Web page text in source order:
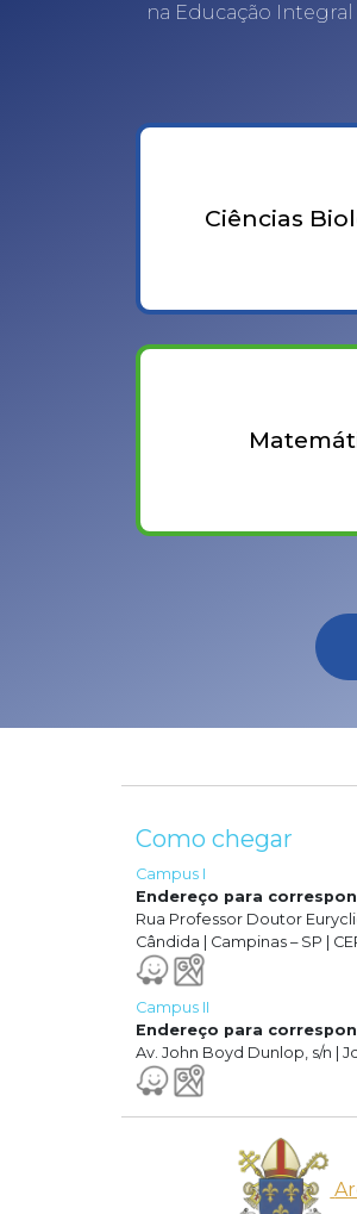
na Educação
Ciências
Como chegar
Campus I
Endereço para
Rua Professor Doutor
Cândida | Campinas – SP |
Campus II
Endereço para
Av. John Boyd Dunlop, s/n |